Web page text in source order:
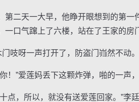
天一大早，他睁开眼想到的第一
口气蹿上了六楼，站在了王家的房
呀一声打开了，防盗门岿然不动。
”爱莲妈丢下这颗炸弹，啪的一声，
，所以，就没有送爱莲回家。”李廷